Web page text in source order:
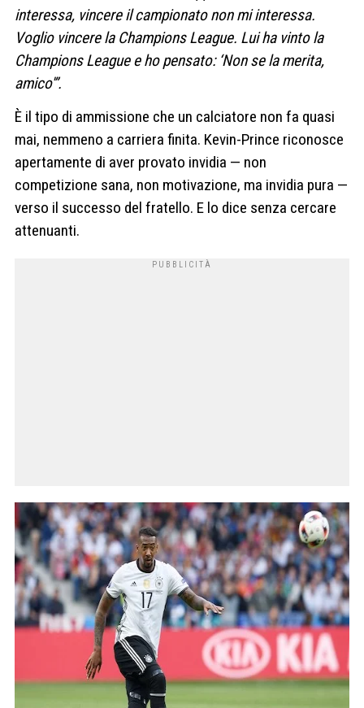
interessa, vincere il campionato non mi interessa.
Voglio vincere la Champions League. Lui ha vinto la
Champions League e ho pensato: ‘Non se la merita,
amico'”.
È il tipo di ammissione che un calciatore non fa quasi
mai, nemmeno a carriera finita. Kevin-Prince riconosce
apertamente di aver provato invidia — non
competizione sana, non motivazione, ma invidia pura —
verso il successo del fratello. E lo dice senza cercare
attenuanti.